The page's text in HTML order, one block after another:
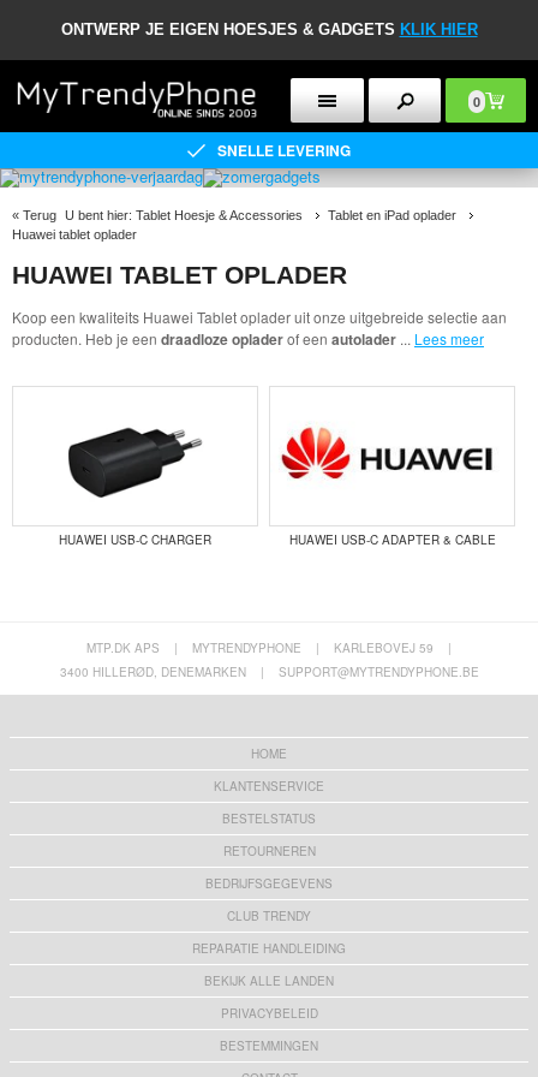
ONTWERP JE EIGEN HOESJES & GADGETS KLIK HIER
0
SNELLE LEVERING
« Terug U bent hier: Tablet Hoesje & Accessories
Tablet en iPad oplader
Huawei tablet oplader
HUAWEI TABLET OPLADER
Koop een kwaliteits Huawei Tablet oplader uit onze uitgebreide selectie aan
producten. Heb je een draadloze opladerof een autolader ... Lees meer
HUAWEI USB-C CHARGER HUAWEI USB-C ADAPTER & CABLE
MTP.DK APS | MYTRENDYPHONE | KARLEBOVEJ 59
|
3400 HILLERØD, DENEMARKEN
| SUPPORT@MYTRENDYPHONE.BE
HOME
KLANTENSERVICE
BESTELSTATUS
RETOURNEREN
BEDRIJFSGEGEVENS
CLUB TRENDY
REPARATIE HANDLEIDING
BEKIJK ALLE LANDEN
PRIVACYBELEID
BESTEMMINGEN